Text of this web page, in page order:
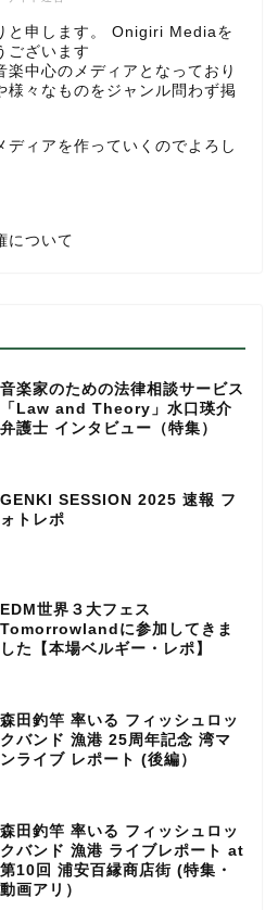
と申します。 Onigiri Mediaを
ございます
楽中心のメディアとなっており
様々なものをジャンル問わず掲
ディアを作っていくのでよろし
について
音楽家のための法律相談サービス
「Law and Theory」水口瑛介
弁護士 インタビュー（特集）
GENKI SESSION 2025 速報 フ
ォトレポ
EDM世界３大フェス
Tomorrowlandに参加してきま
した【本場ベルギー・レポ】
森田釣竿 率いる フィッシュロッ
クバンド 漁港 25周年記念 湾マ
ンライブ レポート (後編）
森田釣竿 率いる フィッシュロッ
クバンド 漁港 ライブレポート at
第10回 浦安百縁商店街 (特集・
動画アリ）